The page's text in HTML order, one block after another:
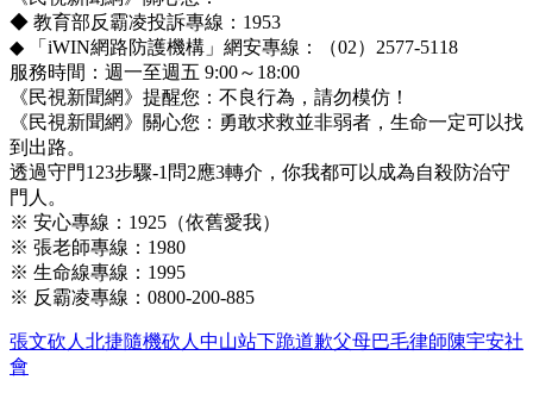
◆ 教育部反霸凌投訴專線：1953
◆ 「iWIN網路防護機構」網安專線：（02）2577-5118
服務時間：週一至週五 9:00～18:00
《民視新聞網》提醒您：不良行為，請勿模仿！
《民視新聞網》關心您：勇敢求救並非弱者，生命一定可以找
到出路。
透過守門123步驟-1問2應3轉介，你我都可以成為自殺防治守
門人。
※ 安心專線：1925（依舊愛我）
※ 張老師專線：1980
※ 生命線專線：1995
※ 反霸凌專線：0800-200-885
張文砍人 北捷隨機砍人 中山站下跪道歉父母巴毛律師陳宇安社
會